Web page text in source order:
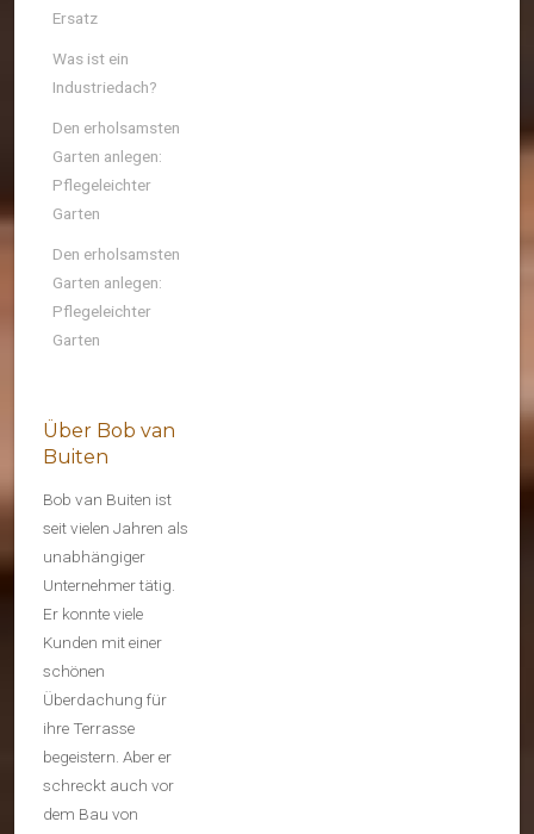
Ersatz
Was ist ein
Industriedach?
Den erholsamsten
Garten anlegen:
Pflegeleichter
Garten
Den erholsamsten
Garten anlegen:
Pflegeleichter
Garten
Über Bob van
Buiten
Bob van Buiten ist
seit vielen Jahren als
unabhängiger
Unternehmer tätig.
Er konnte viele
Kunden mit einer
schönen
Überdachung für
ihre Terrasse
begeistern. Aber er
schreckt auch vor
dem Bau von